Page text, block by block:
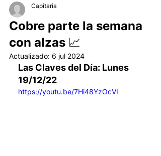
Cobre parte la semana
con alzas 📈
Capitaria
Actualizado: 6 jul 2024
Las Claves del Día: Lunes
19/12/22
https://youtu.be/7Hi48YzOcVI